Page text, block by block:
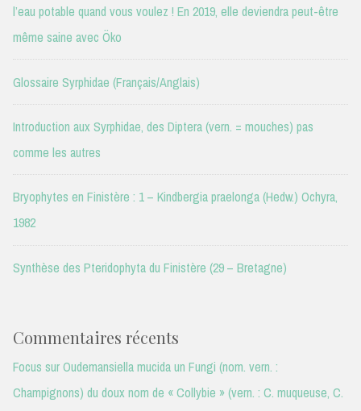
l’eau potable quand vous voulez ! En 2019, elle deviendra peut-être
même saine avec Öko
Glossaire Syrphidae (Français/Anglais)
Introduction aux Syrphidae, des Diptera (vern. = mouches) pas
comme les autres
Bryophytes en Finistère : 1 – Kindbergia praelonga (Hedw.) Ochyra,
1982
Synthèse des Pteridophyta du Finistère (29 – Bretagne)
Commentaires récents
Focus sur Oudemansiella mucida un Fungi (nom. vern. :
Champignons) du doux nom de « Collybie » (vern. : C. muqueuse, C.